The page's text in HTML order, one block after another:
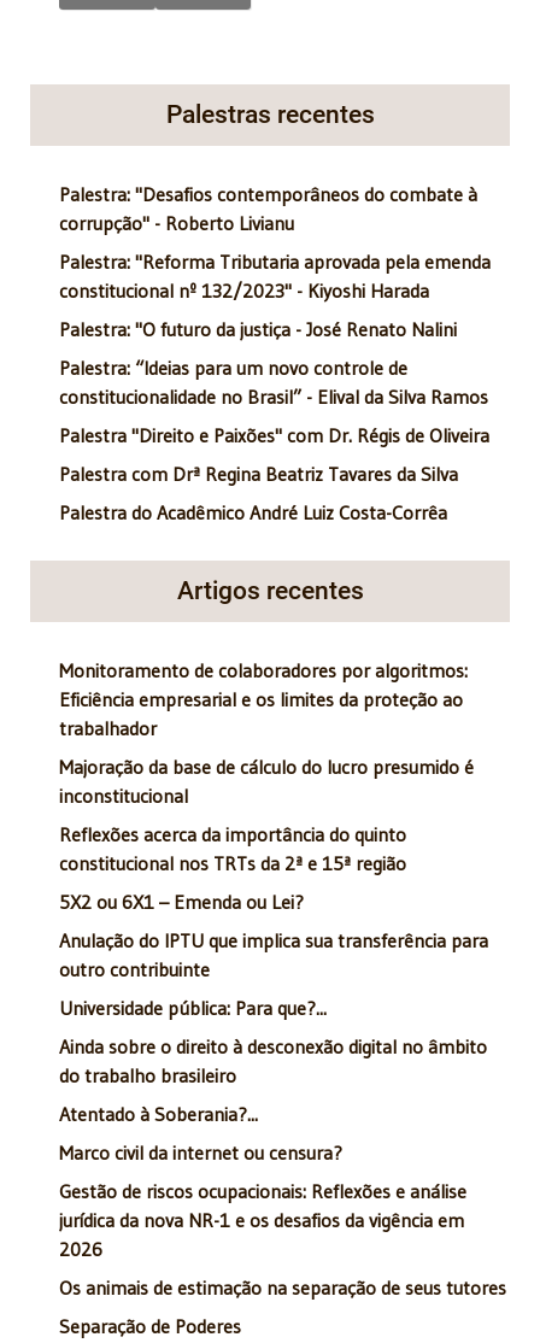
Palestras recentes
Palestra: "Desafios contemporâneos do combate à
corrupção" - Roberto Livianu
Palestra: "Reforma Tributaria aprovada pela emenda
constitucional nº 132/2023" - Kiyoshi Harada
Palestra: "O futuro da justiça - José Renato Nalini
Palestra: “Ideias para um novo controle de
constitucionalidade no Brasil” - Elival da Silva Ramos
Palestra "Direito e Paixões" com Dr. Régis de Oliveira
Palestra com Drª Regina Beatriz Tavares da Silva
Palestra do Acadêmico André Luiz Costa-Corrêa
Artigos recentes
Monitoramento de colaboradores por algoritmos:
Eficiência empresarial e os limites da proteção ao
trabalhador
Majoração da base de cálculo do lucro presumido é
inconstitucional
Reflexões acerca da importância do quinto
constitucional nos TRTs da 2ª e 15ª região
5X2 ou 6X1 – Emenda ou Lei?
Anulação do IPTU que implica sua transferência para
outro contribuinte
Universidade pública: Para que?...
Ainda sobre o direito à desconexão digital no âmbito
do trabalho brasileiro
Atentado à Soberania?...
Marco civil da internet ou censura?
Gestão de riscos ocupacionais: Reflexões e análise
jurídica da nova NR-1 e os desafios da vigência em
2026
Os animais de estimação na separação de seus tutores
Separação de Poderes